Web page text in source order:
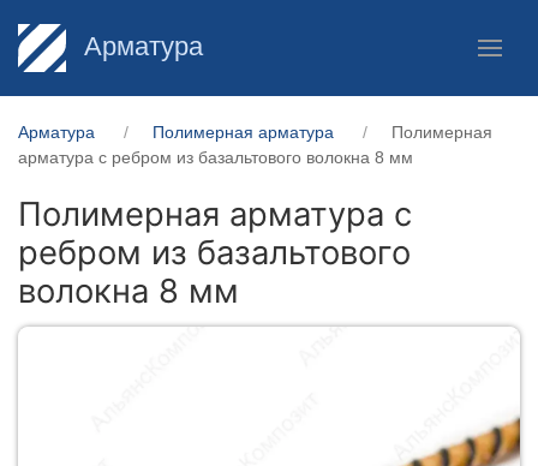
Арматура
Арматура Полимерная арматура
Полимерная
арматура c ребром из базальтового волокна 8 мм
Полимерная арматура c
ребром из базальтового
волокна 8 мм